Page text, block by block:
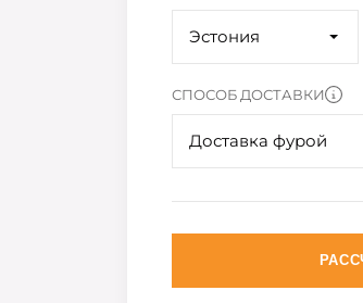
Эстония
СПОСОБ ДОСТАВКИ
Доставка фурой